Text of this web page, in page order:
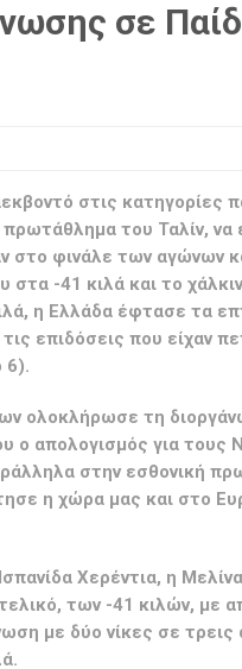
σε
στις κατηγορίες
του Ταλίν, να
στο φινάλε των αγώνων
-41 κιλά και το
η Ελλάδα έφτασε τα
επιδόσεις που είχαν
6).
ολοκλήρωσε τη
ο απολογισμός για
στην εσθονική
η χώρα μας και στο
Χερέντια, η
των -41 κιλών, με
με δύο νίκες σε